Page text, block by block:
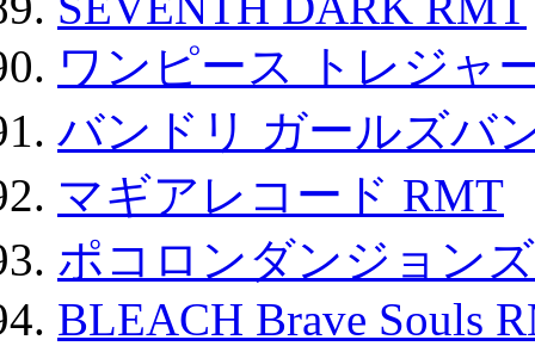
ワンピース トレジャ
バンドリ ガールズバ
マギアレコード RMT
ポコロンダンジョン
BLEACH Brave Souls